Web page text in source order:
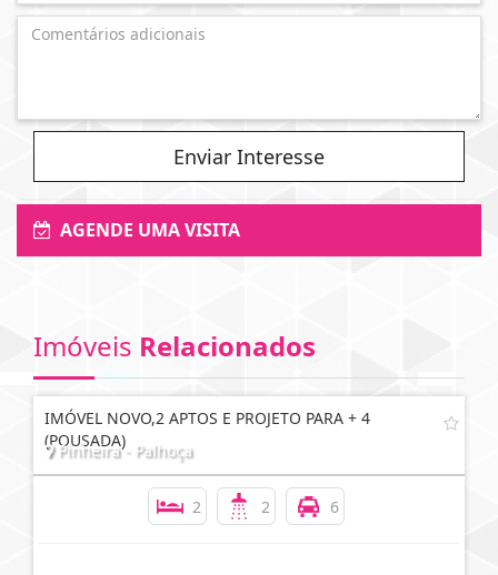
Enviar Interesse
AGENDE UMA VISITA
Imóveis Relacionados
IMÓVEL NOVO,2 APTOS E PROJETO PARA + 4
(POUSADA)
Pinheira - Palhoça
2 2 6